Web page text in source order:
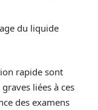
du liquide
rapide sont
liées à ces
des examens